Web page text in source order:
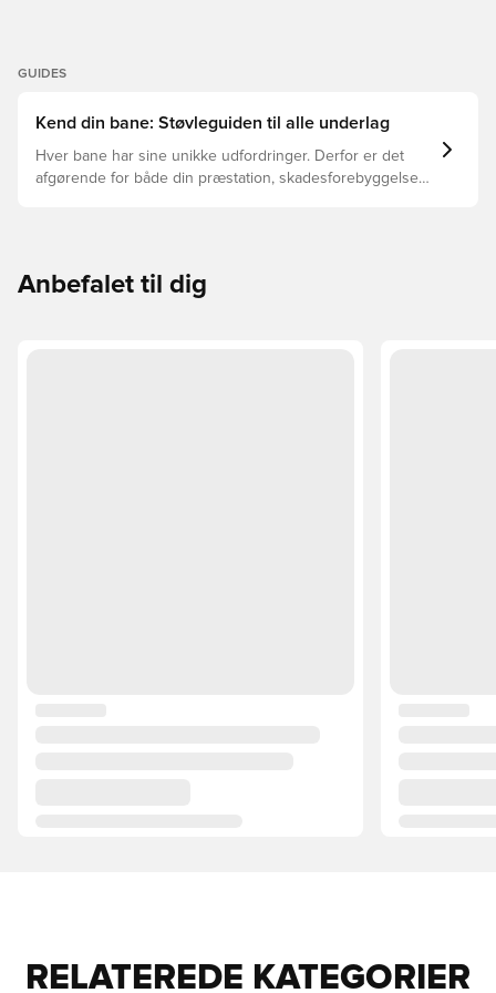
GUIDES
Kend din bane: Støvleguiden til alle underlag
Hver bane har sine unikke udfordringer. Derfor er det
afgørende for både din præstation, skadesforebyggelse
Anbefalet til dig
RELATEREDE KATEGORIER